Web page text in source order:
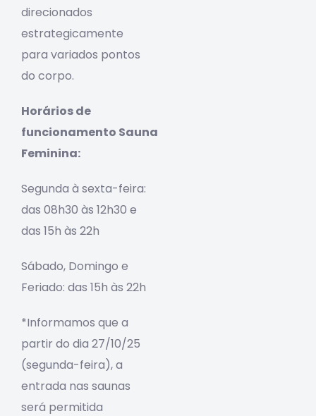
direcionados
estrategicamente
para variados pontos
do corpo.
Horários de
funcionamento Sauna
Feminina:
Segunda à sexta-feira:
das 08h30 às 12h30 e
das 15h às 22h
Sábado, Domingo e
Feriado: das 15h às 22h
*Informamos que a
partir do dia 27/10/25
(segunda-feira), a
entrada nas saunas
será permitida